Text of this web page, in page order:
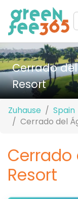
Cerrado
Resort
Zuhause Spain
Cerrado del
Cerrado
Resort